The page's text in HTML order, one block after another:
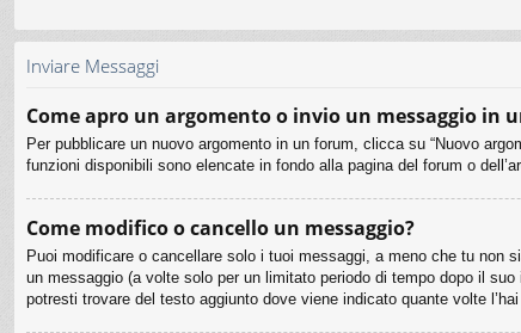
Inviare Messaggi
Come apro un argomento o invio un messaggio in
Per pubblicare un nuovo argomento in un forum, clicca su “Nuovo
funzioni disponibili sono elencate in fondo alla pagina del forum o
Come modifico o cancello un messaggio?
Puoi modificare o cancellare solo i tuoi messaggi, a meno che tu non
un messaggio (a volte solo per un limitato periodo di tempo dopo il
potresti trovare del testo aggiunto dove viene indicato quante volte